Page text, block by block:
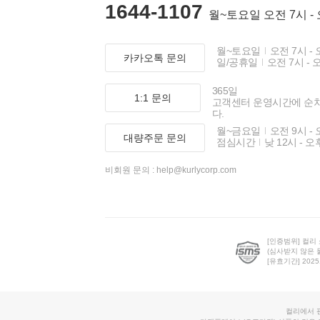
1644-1107 월~토요일 오전 7시 -
카카오톡 문의
월~토요일
오전 7시 -
일/공휴일
오전 7시 -
1:1 문의
365일
고객센터 운영시간에 순
다.
대량주문 문의
월~금요일
오전 9시 -
점심시간
낮 12시 - 오
비회원 문의 : help@kurlycorp.com
[인증범위] 컬리
(심사받지 않은
[유효기간]
컬리에서